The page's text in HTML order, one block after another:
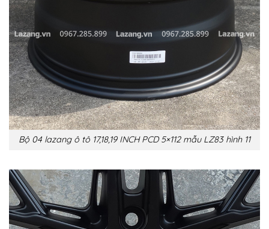
Bộ 04 lazang ô tô 17,18,19 INCH PCD 5×112 mẫu LZ83 hình 11